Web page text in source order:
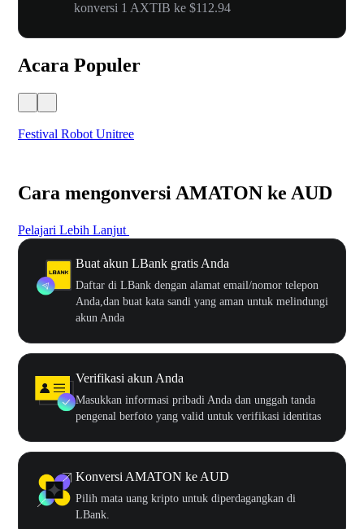
konversi 1 AXTIB ke $112.94
Acara Populer
Festival Robot Unitree
Cara mengonversi AMATON ke AUD
Pelajari Lebih Lanjut
Buat akun LBank gratis Anda
Daftar di LBank dengan alamat email/nomor telepon
Anda,dan buat kata sandi yang aman untuk melindungi
akun Anda
Verifikasi akun Anda
Masukkan informasi pribadi Anda dan unggah tanda
pengenal berfoto yang valid untuk verifikasi identitas
Konversi AMATON ke AUD
Pilih mata uang kripto untuk diperdagangkan di
LBank.